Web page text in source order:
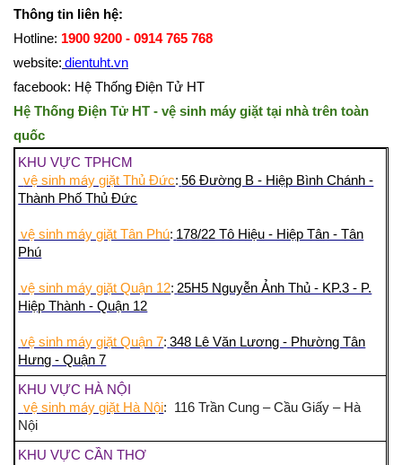
Thông tin liên hệ:
Hotline: 1900 9200 - 0914 765 768
website: dientuht.vn
facebook: Hệ Thống Điện Tử HT
Hệ Thống Điện Tử HT - vệ sinh máy giặt tại nhà trên toàn
quốc
KHU VỰC TPHCM
vệ sinh máy giặt Thủ Đức: 56 Đường B - Hiệp Bình Chánh -
Thành Phố Thủ Đức
vệ sinh máy giặt Tân Phú: 178/22 Tô Hiệu - Hiệp Tân - Tân
Phú
vệ sinh máy giặt Quận 12: 25H5 Nguyễn Ảnh Thủ - KP.3 - P.
Hiệp Thành - Quận 12
vệ sinh máy giặt Quận 7: 348 Lê Văn Lương - Phường Tân
Hưng - Quận 7
KHU VỰC HÀ NỘI
vệ sinh máy giặt Hà Nội: 116 Trần Cung – Cầu Giấy – Hà
Nội
KHU VỰC CẦN THƠ